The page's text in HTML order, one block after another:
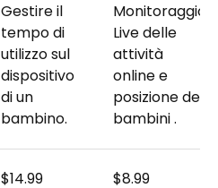
Gestire il
tempo di
utilizzo sul
dispositivo
di un
bambino.
Monitoraggio
Live delle
attività
online e
posizione dei
bambini .
$14.99 $8.99